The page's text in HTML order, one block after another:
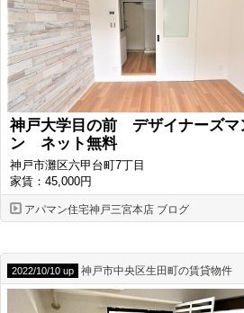
神戸大学目の前 デザイナーズマ
ン ネット無料
神戸市灘区六甲台町7丁目
家賃：45,000円
アパマン住宅神戸三宮本店 ブログ
2022/10/10 up 神戸市中央区生田町の賃貸物件